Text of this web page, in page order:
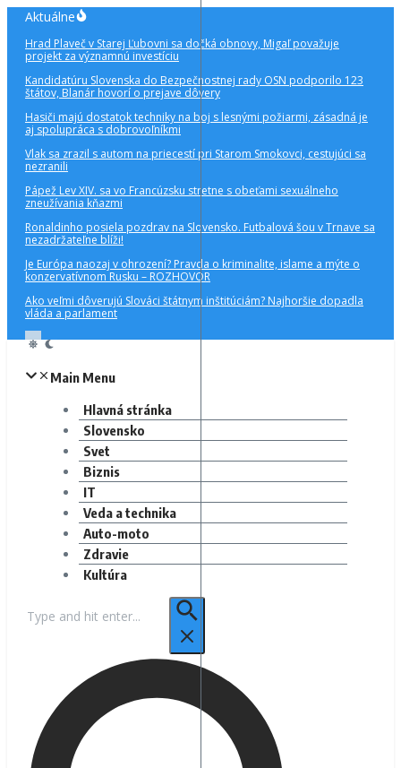
Preskočiť
obsah
Aktuálne
Hrad Plaveč v Starej Ľubovni sa dočká obnovy, Migaľ považuje
projekt za významnú investíciu
Kandidatúru Slovenska do Bezpečnostnej rady OSN podporilo 123
štátov, Blanár hovorí o prejave dôvery
Hasiči majú dostatok techniky na boj s lesnými požiarmi, zásadná je
aj spolupráca s dobrovoľníkmi
Vlak sa zrazil s autom na priecestí pri Starom Smokovci, cestujúci sa
nezranili
Pápež Lev XIV. sa vo Francúzsku stretne s obeťami sexuálneho
zneužívania kňazmi
Ronaldinho posiela pozdrav na Slovensko. Futbalová šou v Trnave sa
nezadržateľne blíži!
Je Európa naozaj v ohrození? Pravda o kriminalite, islame a mýte o
konzervatívnom Rusku – ROZHOVOR
Ako veľmi dôverujú Slováci štátnym inštitúciám? Najhoršie dopadla
vláda a parlament
Main Menu
Hlavná stránka
Slovensko
Svet
Biznis
IT
Veda a technika
Auto-moto
Zdravie
Kultúra